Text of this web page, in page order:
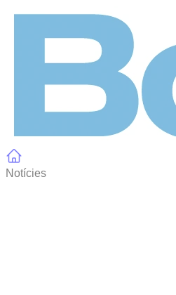
Notícies